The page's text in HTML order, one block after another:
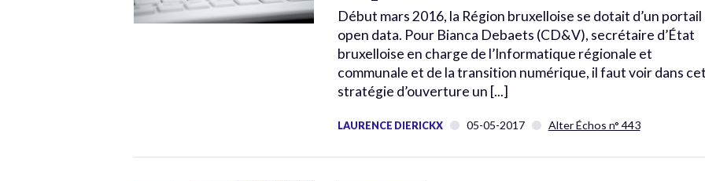
Début mars 2016, la Région bruxelloise se dotait d’un portail
open data. Pour Bianca Debaets (CD&V), secrétaire d’État
bruxelloise en charge de l’Informatique régionale et
communale et de la transition numérique, il faut voir dans
stratégie d’ouverture un [...]
LAURENCE DIERICKX 05-05-2017 Alter Échos n° 443